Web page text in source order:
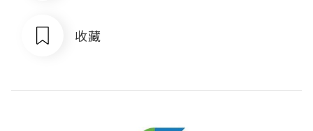
收藏